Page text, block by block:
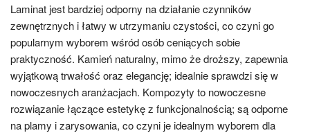
Laminat jest bardziej odporny na działanie czynników
zewnętrznych i łatwy w utrzymaniu czystości, co czyni go
popularnym wyborem wśród osób ceniących sobie
praktyczność. Kamień naturalny, mimo że droższy, zapewnia
wyjątkową trwałość oraz elegancję; idealnie sprawdzi się w
nowoczesnych aranżacjach. Kompozyty to nowoczesne
rozwiązanie łączące estetykę z funkcjonalnością; są odporne
na plamy i zarysowania, co czyni je idealnym wyborem dla